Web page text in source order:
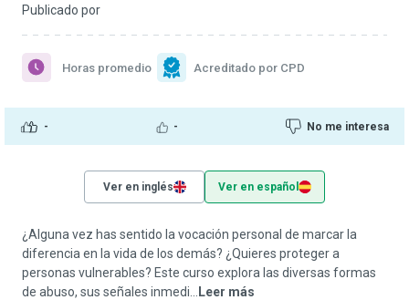
Publicado por
- - No me interesa
Horas promedio Acreditado por CPD
Ver en inglés Ver en español
¿Alguna vez has sentido la vocación personal de marcar la
diferencia en la vida de los demás? ¿Quieres proteger a
personas vulnerables? Este curso explora las diversas formas
de abuso, sus señales inmedi...
Leer más